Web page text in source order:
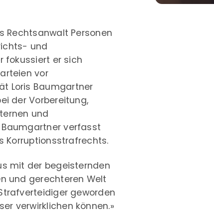
Rechtsanwalt Personen
und
fokussiert er sich
vor
Loris Baumgartner
der Vorbereitung,
und
verfasst
Korruptionsstrafrechts.
mit der begeisternden
und gerechteren Welt
geworden
verwirklichen können.»